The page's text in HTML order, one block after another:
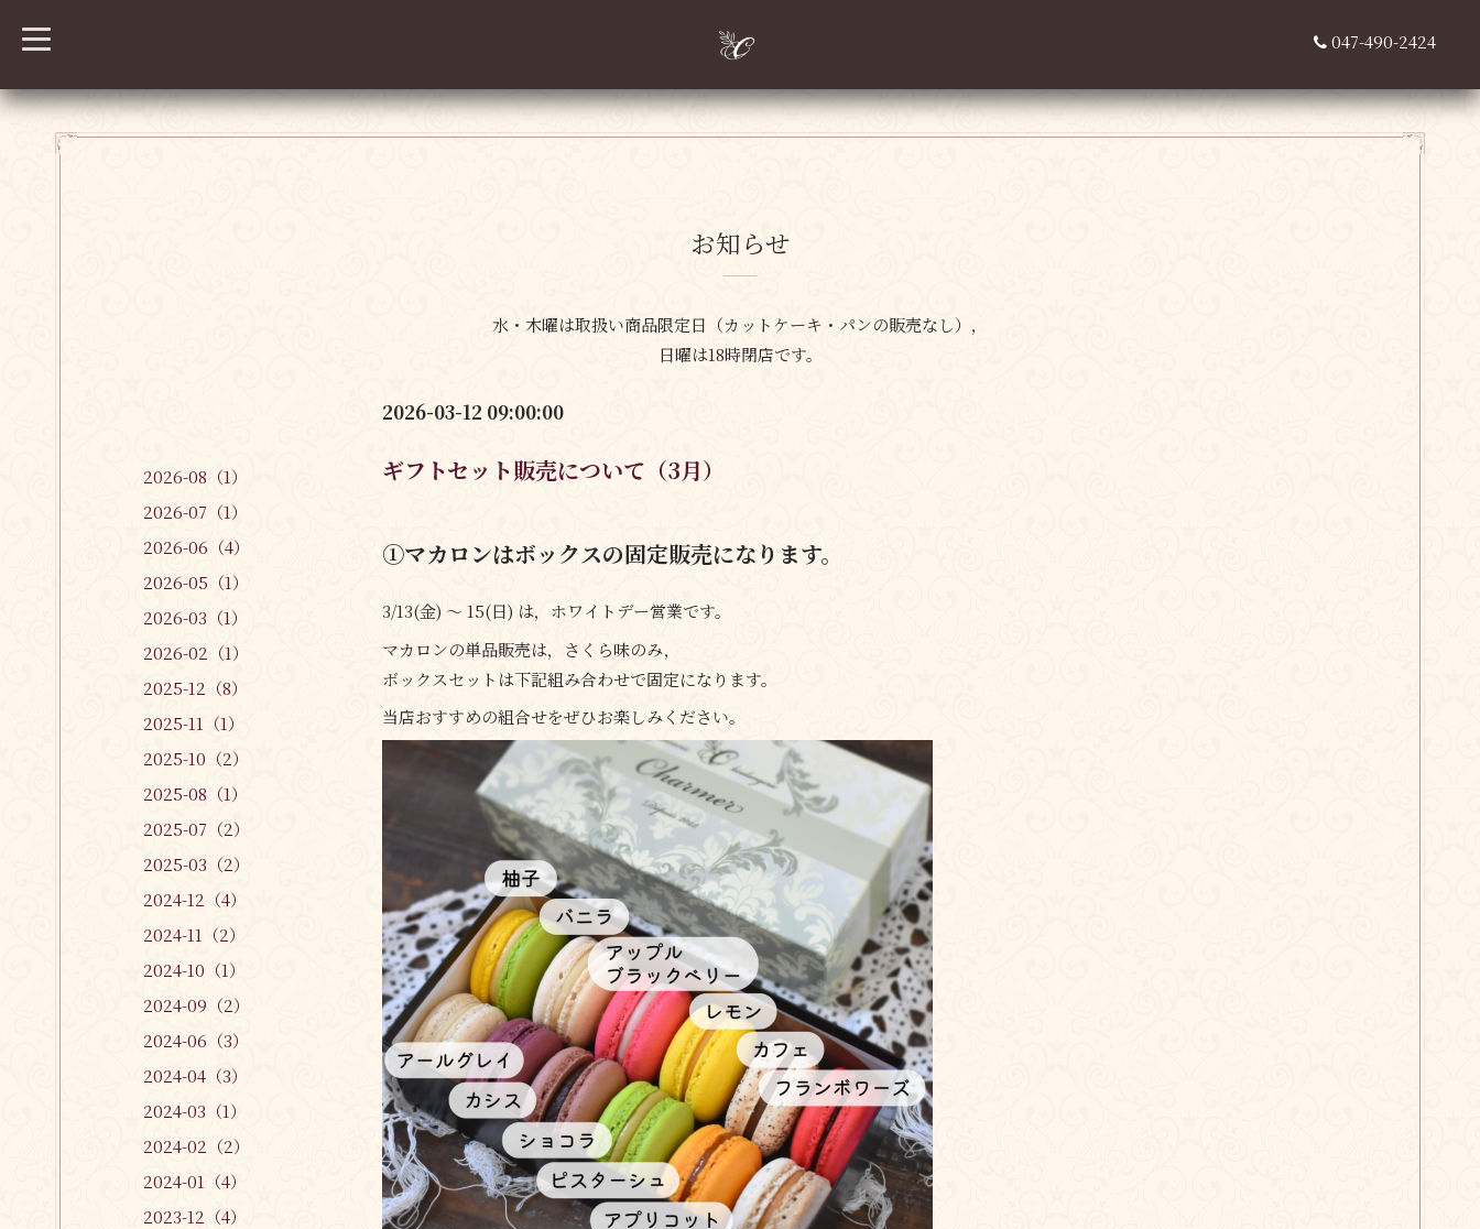
t
o
l
e
047-490-2424
お知らせ
水・木曜は取扱い商品限定日 （カットケーキ・パンの販売なし），
日曜は18時閉店です。
2026-03-12 09:00:00
ギフトセット販売について（3月）
①マカロンはボックスの固定販売になります。
3/13(金) 〜 15(日) は，ホワイトデー営業です。
マカロンの単品販売は，さくら味のみ，
ボックスセットは下記組み合わせで固定になります。
当店おすすめの組合せをぜひお楽しみください。
2026-08（1）
2026-07（1）
2026-06（4）
2026-05（1）
2026-03（1）
2026-02（1）
2025-12（8）
2025-11（1）
2025-10（2）
2025-08（1）
2025-07（2）
2025-03（2）
2024-12（4）
2024-11（2）
2024-10（1）
2024-09（2）
2024-06（3）
2024-04（3）
2024-03（1）
2024-02（2）
2024-01（4）
2023-12（4）